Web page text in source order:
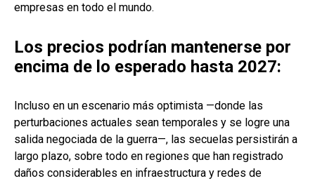
empresas en todo el mundo.
Los precios podrían mantenerse por
encima de lo esperado hasta 2027:
Incluso en un escenario más optimista —donde las
perturbaciones actuales sean temporales y se logre una
salida negociada de la guerra—, las secuelas persistirán a
largo plazo, sobre todo en regiones que han registrado
daños considerables en infraestructura y redes de